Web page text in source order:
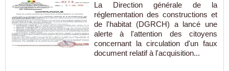
La Direction générale de la
réglementation des constructions et
de l'habitat (DGRCH) a lancé une
alerte à l'attention des citoyens
concernant la circulation d'un faux
document relatif à l'acquisition...